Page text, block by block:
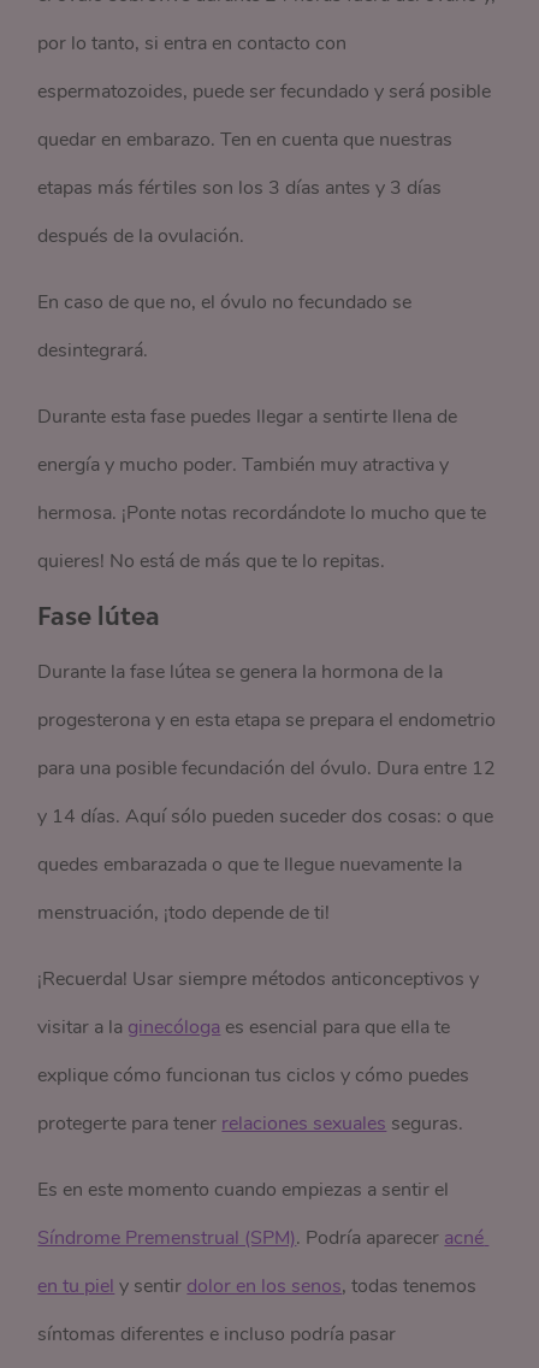
por lo tanto, si entra en contacto con
espermatozoides, puede ser fecundado y será posible
quedar en embarazo. Ten en cuenta que nuestras
etapas más fértiles son los 3 días antes y 3 días
después de la ovulación.
En caso de que no, el óvulo no fecundado se
desintegrará.
Durante esta fase puedes llegar a sentirte llena de
energía y mucho poder. También muy atractiva y
hermosa. ¡Ponte notas recordándote lo mucho que te
quieres! No está de más que te lo repitas.
Fase lútea
Durante la fase lútea se genera la hormona de la
progesterona y en esta etapa se prepara el endometrio
para una posible fecundación del óvulo. Dura entre 12
y 14 días. Aquí sólo pueden suceder dos cosas: o que
quedes embarazada o que te llegue nuevamente la
menstruación, ¡todo depende de ti!
¡Recuerda! Usar siempre métodos anticonceptivos y
visitar a la ginecóloga es esencial para que ella te
explique cómo funcionan tus ciclos y cómo puedes
protegerte para tener relaciones sexuales seguras.
Es en este momento cuando empiezas a sentir el
Síndrome Premenstrual (SPM). Podría aparecer acné
en tu piel y sentir dolor en los senos, todas tenemos
síntomas diferentes e incluso podría pasar